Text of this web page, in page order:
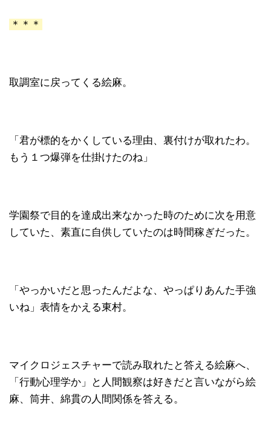
＊＊＊
取調室に戻ってくる絵麻。
「君が標的をかくしている理由、裏付けが取れたわ。
もう１つ爆弾を仕掛けたのね」
学園祭で目的を達成出来なかった時のために次を用意
していた、素直に自供していたのは時間稼ぎだった。
「やっかいだと思ったんだよな、やっぱりあんた手強
いね」表情をかえる東村。
マイクロジェスチャーで読み取れたと答える絵麻へ、
「行動心理学か」と人間観察は好きだと言いながら絵
麻、筒井、綿貫の人間関係を答える。